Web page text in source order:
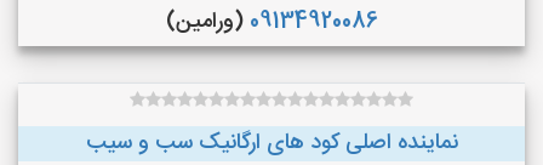
09134920086 (ورامین)
نماینده اصلی کود های ارگانیک سب و سیب